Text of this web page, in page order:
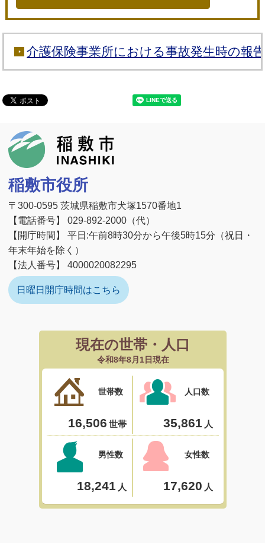
介護保険事業所における事故発生時の報
稲敷市役所
〒300-0595 茨城県稲敷市犬塚1570番地1
【電話番号】 029-892-2000（代）
【開庁時間】 平日:午前8時30分から午後5時15分（祝日・
年末年始を除く）
【法人番号】 4000020082295
日曜日開庁時間はこちら